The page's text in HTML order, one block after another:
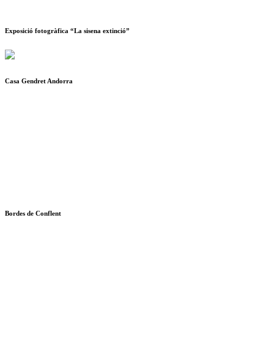
Exposició fotogràfica “La sisena extinció”
Casa Gendret Andorra
Bordes de Conflent